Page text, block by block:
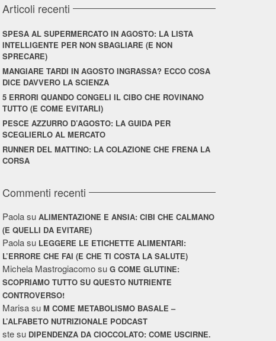
Articoli recenti
SPESA AL SUPERMERCATO IN AGOSTO: LA LISTA
INTELLIGENTE PER NON SBAGLIARE (E NON
SPRECARE)
MANGIARE TARDI IN AGOSTO INGRASSA? ECCO COSA
DICE DAVVERO LA SCIENZA
5 ERRORI QUANDO CONGELI IL CIBO CHE ROVINANO
TUTTO (E COME EVITARLI)
PESCE AZZURRO D’AGOSTO: LA GUIDA PER
SCEGLIERLO AL MERCATO
RUNNER DEL MATTINO: LA COLAZIONE CHE FRENA LA
CORSA
Commenti recenti
Paolasu ALIMENTAZIONE E ANSIA: CIBI CHE CALMANO
(E QUELLI DA EVITARE)
Paolasu LEGGERE LE ETICHETTE ALIMENTARI:
L’ERRORE CHE FAI (E CHE TI COSTA LA SALUTE)
Michela Mastrogiacomosu G COME GLUTINE:
SCOPRIAMO TUTTO SU QUESTO NUTRIENTE
CONTROVERSO!
Marisasu M COME METABOLISMO BASALE –
L’ALFABETO NUTRIZIONALE PODCAST
stesu DIPENDENZA DA CIOCCOLATO: COME USCIRNE.